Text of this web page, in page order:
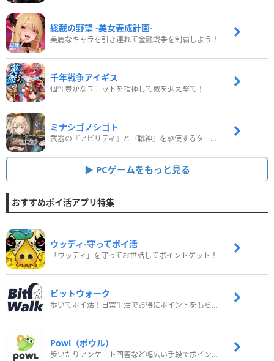
総裁の野望 -美女養成計画-
美麗なキャラを引き連れて金融戦争を制覇しよう！
千年戦争アイギス
個性豊かなユニットを指揮して敵を迎え撃て！
ミナシゴノシゴト
武器の『アビリティ』と『戦神』を駆使するターン制コマンドバトルRPG！
PCゲームをもっと見る
おすすめポイ活アプリ特集
ウッディ‐守ってポイ活
「ウッディ」を守ってお世話してポイントゲット！
ビットウォーク
歩いてポイ活！日常生活でお得にポイントをもらおう
Powl（ポウル）
歩いたりアンケート回答など幅広い手段でポイントをゲット